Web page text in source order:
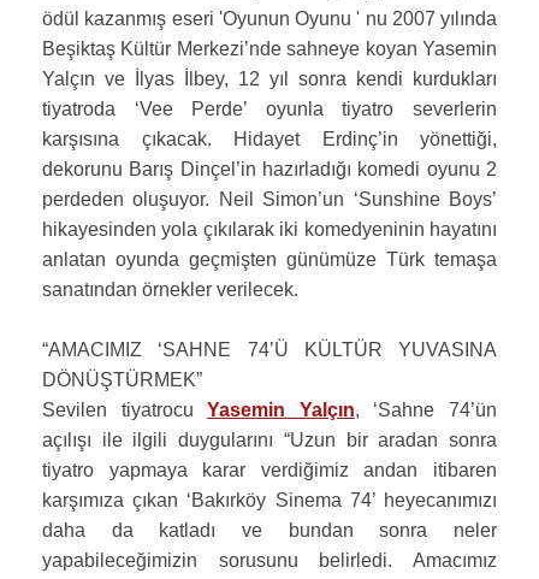
ödül kazanmış eseri 'Oyunun Oyunu ' nu 2007 yılında
Beşiktaş Kültür Merkezi’nde sahneye koyan Yasemin
Yalçın ve İlyas İlbey, 12 yıl sonra kendi kurdukları
tiyatroda ‘Vee Perde’ oyunla tiyatro severlerin
karşısına çıkacak. Hidayet Erdinç’in yönettiği,
dekorunu Barış Dinçel’in hazırladığı komedi oyunu 2
perdeden oluşuyor. Neil Simon’un ‘Sunshine Boys’
hikayesinden yola çıkılarak iki komedyeninin hayatını
anlatan oyunda geçmişten günümüze Türk temaşa
sanatından örnekler verilecek.
“AMACIMIZ ‘SAHNE 74’Ü KÜLTÜR YUVASINA
DÖNÜŞTÜRMEK”
Sevilen tiyatrocuYasemin Yalçın, ‘Sahne 74’ün
açılışı ile ilgili duygularını “Uzun bir aradan sonra
tiyatro yapmaya karar verdiğimiz andan itibaren
karşımıza çıkan ‘Bakırköy Sinema 74’ heyecanımızı
daha da katladı ve bundan sonra neler
yapabileceğimizin sorusunu belirledi. Amacımız